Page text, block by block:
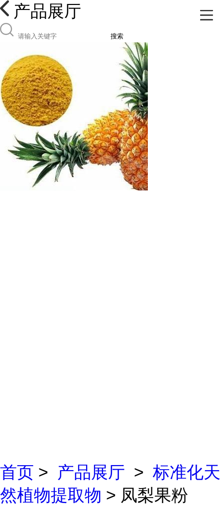
产品展厅
搜索
首页 > 产品展厅 > 标准化天
然植物提取物 > 凤梨果粉